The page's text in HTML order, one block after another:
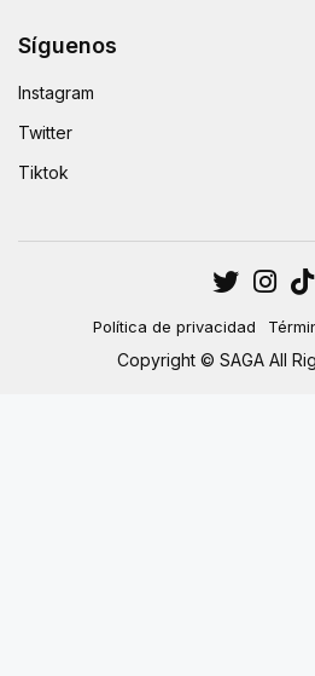
Síguenos
Instagram
Twitter
Tiktok
Política de privacidad
Copyright © SAGA All